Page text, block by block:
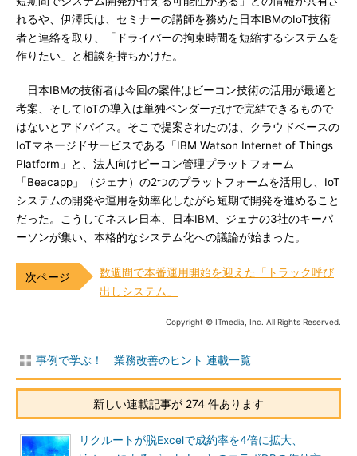
れるや、伊澤氏は、セミナーの講師を務めた日本IBMのIoT技術
者と連絡を取り、「ドライバーの拘束時間を短縮するシステムを
作りたい」と相談を持ちかけた。
日本IBMの技術者は今回の案件はビーコン技術の活用が最適と
考案、そしてIoTの導入は単独ベンダーだけで完結できるもので
はないとアドバイス。そこで提案されたのは、クラウドベースの
IoTマネージドサービスである「IBM Watson Internet of Things
Platform」と、法人向けビーコン管理プラットフォーム
「Beacapp」（ジェナ）の2つのプラットフォームを活用し、IoT
システムの開発や運用を効率化しながら短期で開発を進めること
だった。こうしてネスレ日本、日本IBM、ジェナの3社のキーパ
ーソンが集い、本格的なシステム化への議論が始まった。
数週間で本番運用開始を迎えた「トラック呼び
出しシステム」
Copyright © ITmedia, Inc. All Rights Reserved.
事例で学ぶ！ 業務改善のヒント 連載一覧
新しい連載記事が 274 件あります
リクルートが脱Excelで成約率を4倍に拡大、